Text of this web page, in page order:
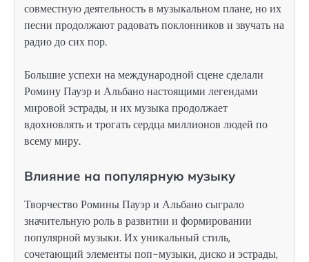
совместную деятельность в музыкальном плане, но их
песни продолжают радовать поклонников и звучать на
радио до сих пор.
Большие успехи на международной сцене сделали
Ромину Пауэр и Альбано настоящими легендами
мировой эстрады, и их музыка продолжает
вдохновлять и трогать сердца миллионов людей по
всему миру.
Влияние на популярную музыку
Творчество Ромины Пауэр и Альбано сыграло
значительную роль в развитии и формировании
популярной музыки. Их уникальный стиль,
сочетающий элементы поп-музыки, диско и эстрады,